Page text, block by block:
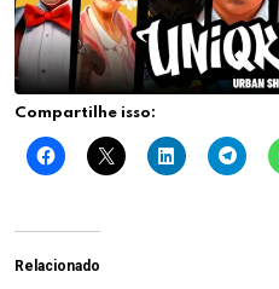
Compartilhe isso:
Relacionado